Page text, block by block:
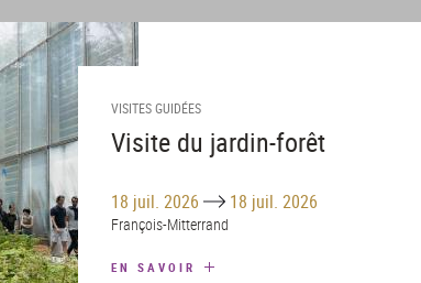
VISITES GUIDÉES
Visite du jardin-forêt
18 juil. 2026 Until18 juil. 2026
François-Mitterrand
EN SAVOIR